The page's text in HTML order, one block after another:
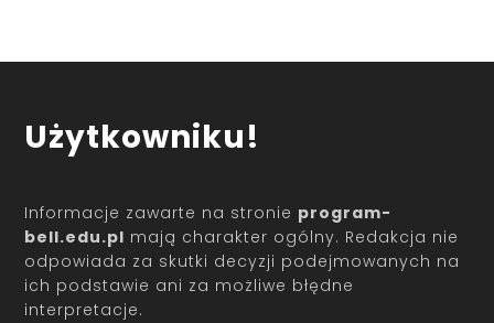
Użytkowniku!
Informacje zawarte na stronie program-
bell.edu.pl mają charakter ogólny. Redakcja nie
odpowiada za skutki decyzji podejmowanych na
ich podstawie ani za możliwe błędne
interpretacje.